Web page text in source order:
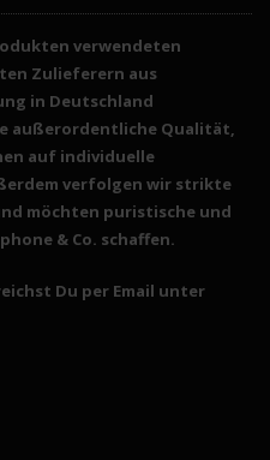
verwendeten
Zulieferern aus
in Deutschland
außerordentliche Qualität,
auf individuelle
verfolgen wir strikte
möchten puristische und
& Co. schaffen.
Du per Email unter